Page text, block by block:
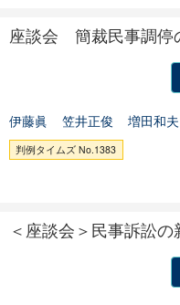
座談会 簡裁民事調停
伊藤眞 笠井正俊 増田和夫
判例タイムズ No.1383
＜座談会＞民事訴訟の